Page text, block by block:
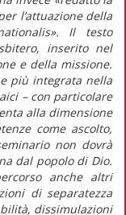
l’attuazione della
». Il testo
inserito nel
e della missione.
più integrata nella
– con particolare
alla dimensione
come ascolto,
non dovrà
dal popolo di Dio.
anche altri
di separatezza
dissimulazioni